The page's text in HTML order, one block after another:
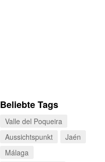
Beliebte Tags
Valle del Poqueira
Aussichtspunkt
Jaén
Málaga